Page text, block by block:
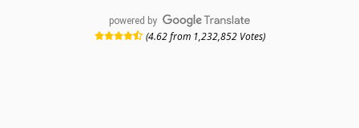
powered by
(4.62 from 1,232,852 Votes)